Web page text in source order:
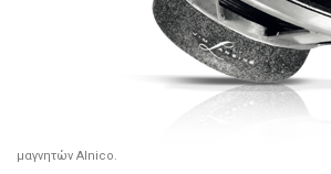
μαγνητών Alnico.